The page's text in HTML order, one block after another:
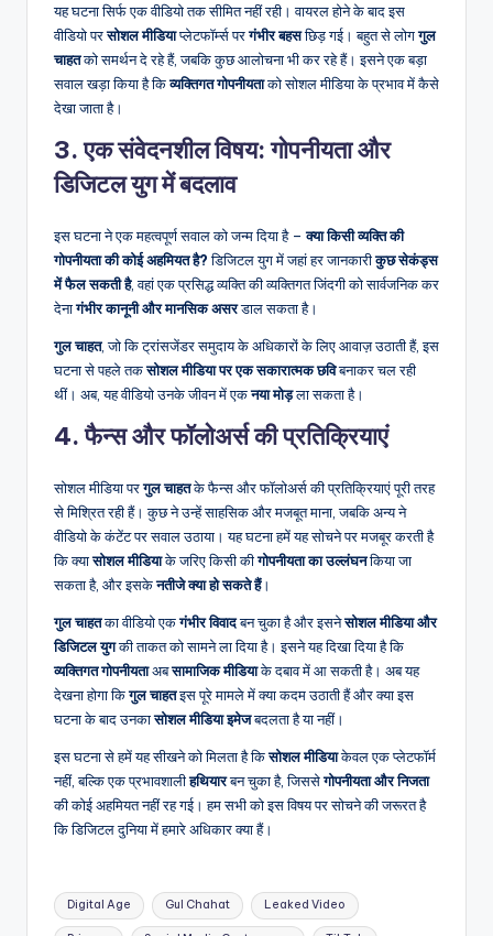
यह घटना सिर्फ एक वीडियो तक सीमित नहीं रही। वायरल होने के बाद इस
वीडियो परसोशल मीडियाप्लेटफॉर्म्स परगंभीर बहसछिड़ गई। बहुत से लोगगुल
चाहतको समर्थन दे रहे हैं, जबकि कुछ आलोचना भी कर रहे हैं। इसने एक बड़ा
सवाल खड़ा किया है किव्यक्तिगत गोपनीयताको सोशल मीडिया के प्रभाव में कैसे
देखा जाता है।
3. एक संवेदनशील विषय: गोपनीयता और
डिजिटल युग में बदलाव
इस घटना ने एक महत्वपूर्ण सवाल को जन्म दिया है –क्या किसी व्यक्ति की
गोपनीयता की कोई अहमियत है?डिजिटल युग में जहां हर जानकारीकुछ सेकंड्स
में फैल सकती है, वहां एक प्रसिद्ध व्यक्ति की व्यक्तिगत जिंदगी को सार्वजनिक कर
देनागंभीर कानूनी और मानसिक असरडाल सकता है।
गुल चाहत, जो कि ट्रांसजेंडर समुदाय के अधिकारों के लिए आवाज़ उठाती हैं, इस
घटना से पहले तकसोशल मीडिया पर एक सकारात्मक छविबनाकर चल रही
थीं। अब, यह वीडियो उनके जीवन में एकनया मोड़ला सकता है।
4. फैन्स और फॉलोअर्स की प्रतिक्रियाएं
सोशल मीडिया परगुल चाहतके फैन्स और फॉलोअर्स की प्रतिक्रियाएं पूरी तरह
से मिश्रित रही हैं। कुछ ने उन्हें साहसिक और मजबूत माना, जबकि अन्य ने
वीडियो के कंटेंट पर सवाल उठाया। यह घटना हमें यह सोचने पर मजबूर करती है
कि क्यासोशल मीडियाके जरिए किसी कीगोपनीयता का उल्लंघनकिया जा
सकता है, और इसकेनतीजे क्या हो सकते हैं।
गुल चाहतका वीडियो एकगंभीर विवादबन चुका है और इसनेसोशल मीडिया और
डिजिटल युगकी ताकत को सामने ला दिया है। इसने यह दिखा दिया है कि
व्यक्तिगत गोपनीयताअबसामाजिक मीडियाके दबाव में आ सकती है। अब यह
देखना होगा किगुल चाहतइस पूरे मामले में क्या कदम उठाती हैं और क्या इस
घटना के बाद उनकासोशल मीडिया इमेजबदलता है या नहीं।
इस घटना से हमें यह सीखने को मिलता है किसोशल मीडियाकेवल एक प्लेटफॉर्म
नहीं, बल्कि एक प्रभावशालीहथियारबन चुका है, जिससेगोपनीयता और निजता
की कोई अहमियत नहीं रह गई। हम सभी को इस विषय पर सोचने की जरूरत है
कि डिजिटल दुनिया में हमारे अधिकार क्या हैं।
Tags:
Digital Age Gul Chahat Leaked Video